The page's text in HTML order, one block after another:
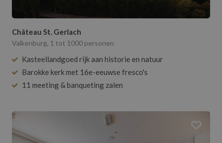
Theater / Bioscoopzaal
Salons
Museum
Kelder
Blackbox
Château St. Gerlach
Valkenburg, 1 tot 1000 personen
Kasteellandgoed rijk aan historie en natuur
Barokke kerk met 16e-eeuwse fresco's
11 meeting & banqueting zalen